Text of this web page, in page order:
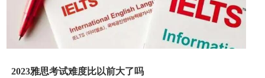
2023雅思考试难度比以前大了吗